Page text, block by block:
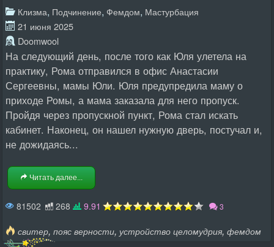
Клизма, Подчинение, Фемдом, Мастурбация
21 июня 2025
Doomwool
На следующий день, после того как Юля улетела на
практику, Рома отправился в офис Анастасии
Сергеевны, мамы Юли. Юля предупредила маму о
приходе Ромы, а мама заказала для него пропуск.
Пройдя через пропускной пункт, Рома стал искать
кабинет. Наконец, он нашел нужную дверь, постучал и,
не дожидаясь...
Читать далее...
81502 268 9.91 3
свитер, пояс верности, устройство целомудрия, фемдом